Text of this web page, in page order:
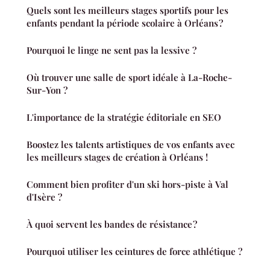
Quels sont les meilleurs stages sportifs pour les
enfants pendant la période scolaire à Orléans ?
Pourquoi le linge ne sent pas la lessive ?
Où trouver une salle de sport idéale à La-Roche-
Sur-Yon ?
L'importance de la stratégie éditoriale en SEO
Boostez les talents artistiques de vos enfants avec
les meilleurs stages de création à Orléans !
Comment bien profiter d'un ski hors-piste à Val
d'Isère ?
À quoi servent les bandes de résistance ?
Pourquoi utiliser les ceintures de force athlétique ?